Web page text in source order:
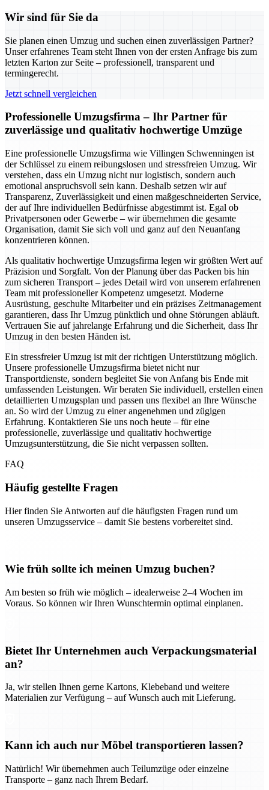
Wir sind für Sie da
Sie planen einen Umzug und suchen einen zuverlässigen Partner?
Unser erfahrenes Team steht Ihnen von der ersten Anfrage bis zum
letzten Karton zur Seite – professionell, transparent und
termingerecht.
Jetzt schnell vergleichen
Professionelle Umzugsfirma – Ihr Partner für
zuverlässige und qualitativ hochwertige Umzüge
Eine professionelle Umzugsfirma wie Villingen Schwenningen ist
der Schlüssel zu einem reibungslosen und stressfreien Umzug. Wir
verstehen, dass ein Umzug nicht nur logistisch, sondern auch
emotional anspruchsvoll sein kann. Deshalb setzen wir auf
Transparenz, Zuverlässigkeit und einen maßgeschneiderten Service,
der auf Ihre individuellen Bedürfnisse abgestimmt ist. Egal ob
Privatpersonen oder Gewerbe – wir übernehmen die gesamte
Organisation, damit Sie sich voll und ganz auf den Neuanfang
konzentrieren können.
Als qualitativ hochwertige Umzugsfirma legen wir größten Wert auf
Präzision und Sorgfalt. Von der Planung über das Packen bis hin
zum sicheren Transport – jedes Detail wird von unserem erfahrenen
Team mit professioneller Kompetenz umgesetzt. Moderne
Ausrüstung, geschulte Mitarbeiter und ein präzises Zeitmanagement
garantieren, dass Ihr Umzug pünktlich und ohne Störungen abläuft.
Vertrauen Sie auf jahrelange Erfahrung und die Sicherheit, dass Ihr
Umzug in den besten Händen ist.
Ein stressfreier Umzug ist mit der richtigen Unterstützung möglich.
Unsere professionelle Umzugsfirma bietet nicht nur
Transportdienste, sondern begleitet Sie von Anfang bis Ende mit
umfassenden Leistungen. Wir beraten Sie individuell, erstellen einen
detaillierten Umzugsplan und passen uns flexibel an Ihre Wünsche
an. So wird der Umzug zu einer angenehmen und zügigen
Erfahrung. Kontaktieren Sie uns noch heute – für eine
professionelle, zuverlässige und qualitativ hochwertige
Umzugsunterstützung, die Sie nicht verpassen sollten.
FAQ
Häufig gestellte Fragen
Hier finden Sie Antworten auf die häufigsten Fragen rund um
unseren Umzugsservice – damit Sie bestens vorbereitet sind.
Wie früh sollte ich meinen Umzug buchen?
Am besten so früh wie möglich – idealerweise 2–4 Wochen im
Voraus. So können wir Ihren Wunschtermin optimal einplanen.
Bietet Ihr Unternehmen auch Verpackungsmaterial
an?
Ja, wir stellen Ihnen gerne Kartons, Klebeband und weitere
Materialien zur Verfügung – auf Wunsch auch mit Lieferung.
Kann ich auch nur Möbel transportieren lassen?
Natürlich! Wir übernehmen auch Teilumzüge oder einzelne
Transporte – ganz nach Ihrem Bedarf.